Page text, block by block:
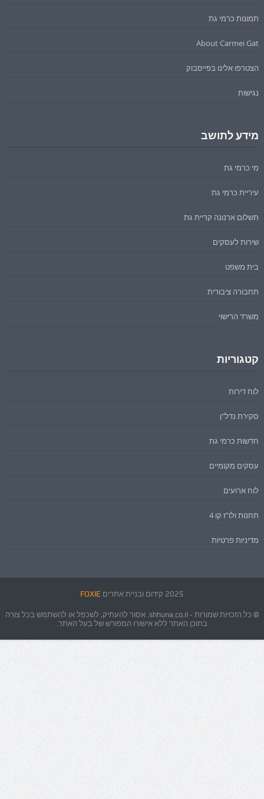
תמונות כרמי גת
About Carmei Gat
הצטרפו אלינו בפייסבוק
נגישות
מידע לתושב
מי כרמי גת
עיריית כרמי גת
תשלום ארנונה קריית גת
שירות לעסקים
בית משפט
תחבורה ציבורית
משרד הרישוי
קטגוריות
לוח דירות
סקירת נדל"ן
חדשות כרמי גת
עסקים מקומיים
לוח ארועים
תחנות ולו"ז קו 4
מדיניות פרטיות
2025 קידום ובניית אתרים FOXIE
© כל הזכויות שמורות - shhuna.co.il. אסור להעתיק, לשכפל או להשתמש בכל צורה
בתוכן האתר ללא אישורו המפורש של בעל האתר.